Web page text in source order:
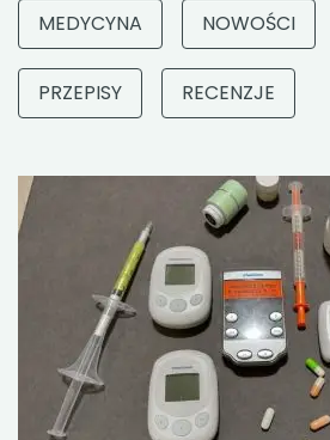
MEDYCYNA NOWOŚCI
PRZEPISY RECENZJE